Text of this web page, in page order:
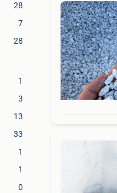
28
7
28
1
3
13
33
1
1
0